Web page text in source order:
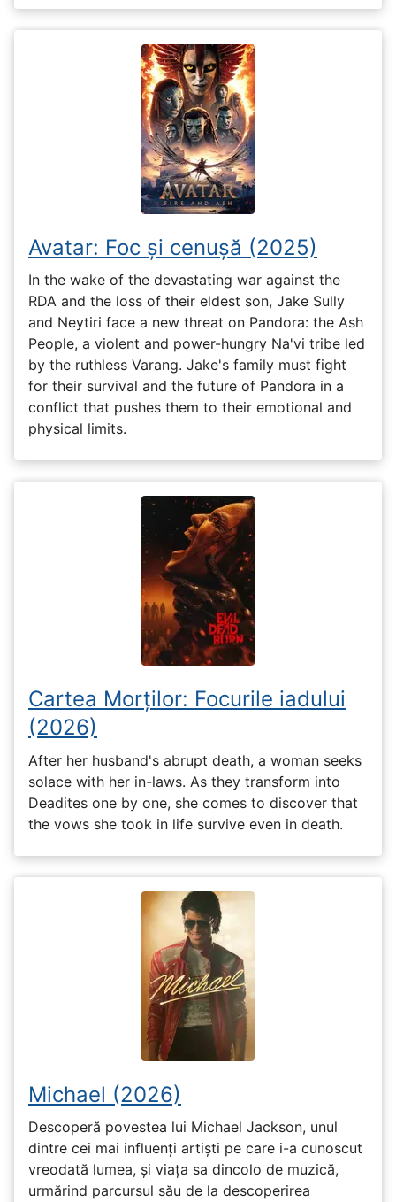
Avatar: Foc și cenușă (2025)
In the wake of the devastating war against the
RDA and the loss of their eldest son, Jake Sully
and Neytiri face a new threat on Pandora: the Ash
People, a violent and power-hungry Na'vi tribe led
by the ruthless Varang. Jake's family must fight
for their survival and the future of Pandora in a
conflict that pushes them to their emotional and
physical limits.
Cartea Morților: Focurile iadului
(2026)
After her husband's abrupt death, a woman seeks
solace with her in-laws. As they transform into
Deadites one by one, she comes to discover that
the vows she took in life survive even in death.
Michael (2026)
Descoperă povestea lui Michael Jackson, unul
dintre cei mai influenți artiști pe care i-a cunoscut
vreodată lumea, și viața sa dincolo de muzică,
urmărind parcursul său de la descoperirea